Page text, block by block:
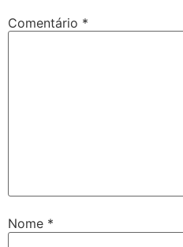
Comentário *
Nome *